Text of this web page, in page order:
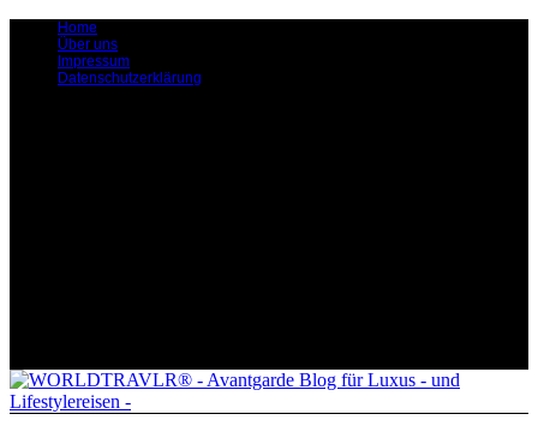
Home
Über uns
Impressum
Datenschutzerklärung